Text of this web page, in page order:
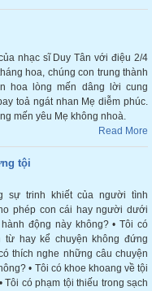
nhạc sĩ Duy Tân với điệu 2/4
hoa, chúng con trung thành
hoa lòng mến dâng lời cung
toả ngát nhan Mẹ diễm phúc.
mến yêu Mẹ không nhoà.
Read More
tội
sự trinh khiết của người tình
phép con cái hay người dưới
động này không? • Tôi có
từ hay kể chuyện không đứng
thích nghe những câu chuyện
• Tôi có khoe khoang về tội
Tôi có phạm tội thiếu trong sạch